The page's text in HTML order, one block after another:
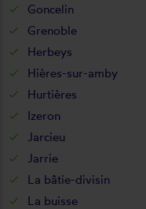
Goncelin
Grenoble
Herbeys
Hières-sur-amby
Hurtières
Izeron
Jarcieu
Jarrie
La bâtie-divisin
La buisse